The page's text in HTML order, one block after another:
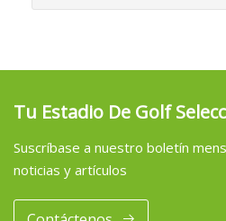
Tu Estadio De Golf
Suscríbase a nuestro boletín
noticias y artículos